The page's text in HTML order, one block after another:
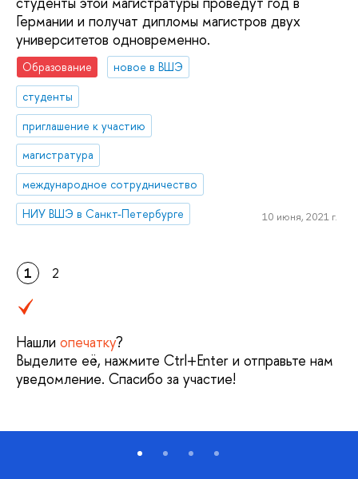
Германии и получат дипломы магистров двух
университетов одновременно.
Образование
новое в ВШЭ
студенты
приглашение к участию
магистратура
международное сотрудничество
НИУ ВШЭ в Санкт-Петербурге
10 июня, 2021 г.
1 2
Нашли опечатку?
Выделите её, нажмите Ctrl+Enter и отправьте нам
уведомление. Спасибо за участие!